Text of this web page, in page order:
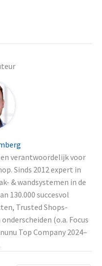
verantwoordelijk voor
Sinds 2012 expert in
& wandsystemen in de
130.000 succesvol
Trusted Shops-
(o.a. Focus
Top Company 2024–